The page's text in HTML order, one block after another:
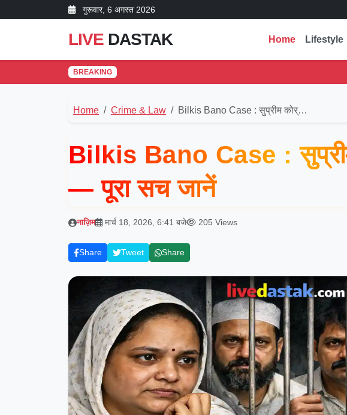
गुरूवार, 6 अगस्त 2026
LIVE DASTAK Home Lifestyle
BREAKING
Home Crime & Law Bilkis Bano Case : सुप्रीम कोर्…
Bilkis Bano Case : सुप्रीम
— पूरा सच जानें
नाज़िम मार्च 18, 2026, 6:41 बजे 205 Views
Share Tweet Share